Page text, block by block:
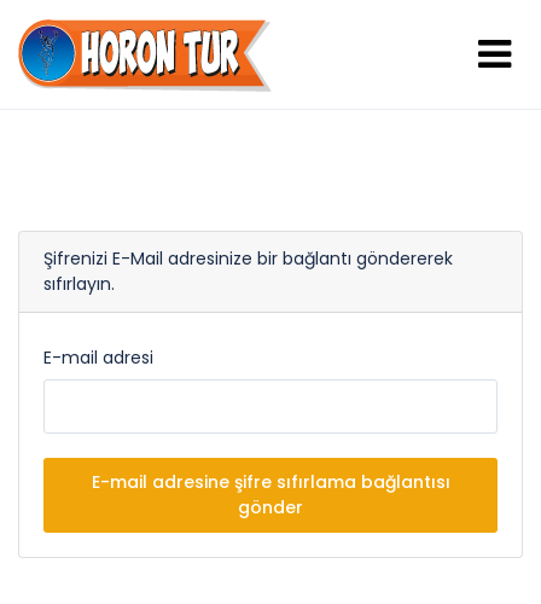
Şifrenizi E-Mail adresinize bir bağlantı göndererek
sıfırlayın.
E-mail adresi
E-mail adresine şifre sıfırlama bağlantısı
gönder